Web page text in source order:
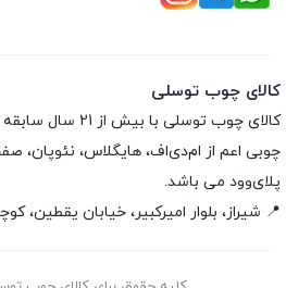
کالای چوب توسلی
کالای چوب توسلی
چوبی اعم از ام‌دی‌اف، هایگلاس، نئوپان،
پلای‌وود می باشد.
📍 شیراز، بلوار امیرکبیر، خیابان یقطین، کوچه